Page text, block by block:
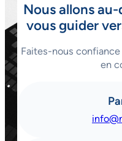
Nous allons
vous guider
Faites-nous
en